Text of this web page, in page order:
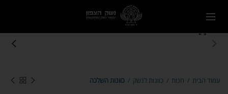
Click to enlarge
עמוד הבית חנות כוונות לנשק כוונות השלכה